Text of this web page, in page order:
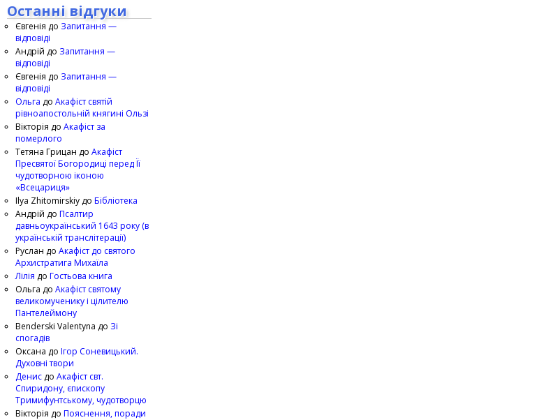
Останні відгуки
Євгенія до Запитання —
відповіді
Андрій до Запитання —
відповіді
Євгенія до Запитання —
відповіді
Ольга до Акафіст святій
рівноапостольній княгині Ользі
Вікторія до Акафіст за
померлого
Тетяна Грицан до Акафіст
Пресвятої Богородиці перед Її
чудотворною іконою
«Всецариця»
Ilya Zhitomirskiy до Бібліотека
Андрій до Псалтир
давньоукраїнський 1643 року (в
українській транслітерації)
Руслан до Акафіст до святого
Архистратига Михаїла
Лілія до Гостьова книга
Ольга до Акафіст святому
великомученику і цілителю
Пантелеймону
Benderski Valentyna до Зі
спогадів
Оксана до Ігор Соневицький.
Духовні твори
Денис до Акафіст свт.
Спиридону, єпископу
Тримифунтському, чудотворцю
Вікторія до Пояснення, поради